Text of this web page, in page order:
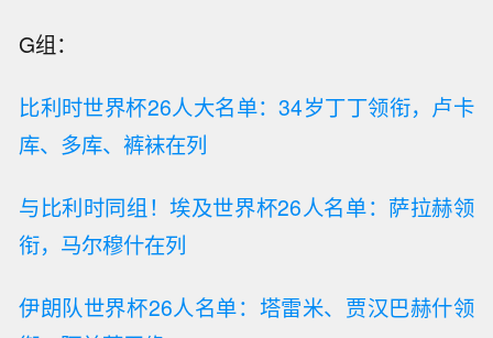
G组：
比利时世界杯26人大名单：34岁丁丁领衔，卢卡
库、多库、裤袜在列
与比利时同组！埃及世界杯26人名单：萨拉赫领
衔，马尔穆什在列
伊朗队世界杯26人名单：塔雷米、贾汉巴赫什领